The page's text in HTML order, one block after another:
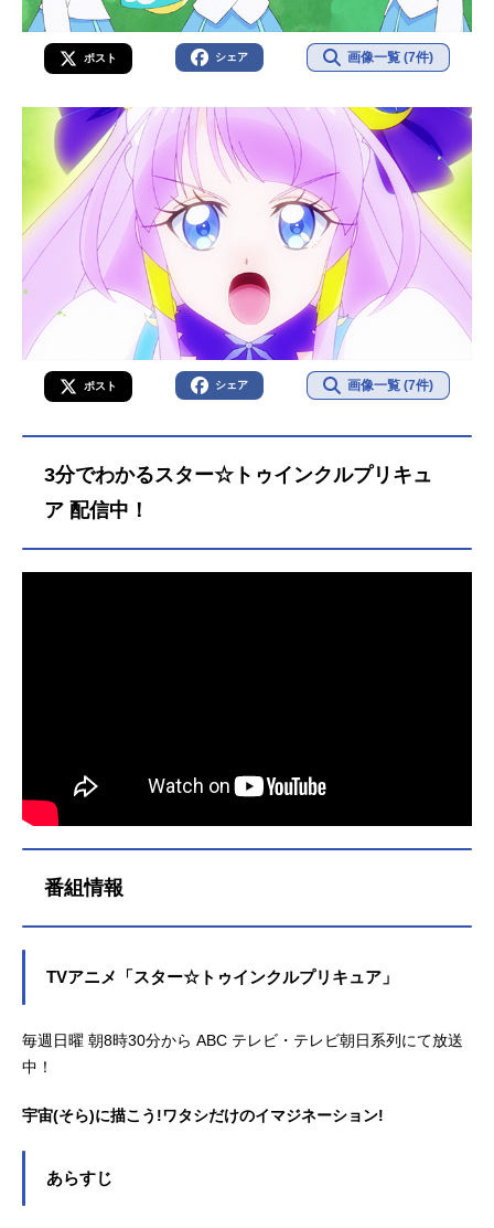
ポスト シェア 画像一覧 (7件)
ポスト シェア 画像一覧 (7件)
3分でわかるスター☆トゥインクルプリキュ
ア 配信中！
番組情報
TVアニメ「スター☆トゥインクルプリキュア」
毎週日曜 朝8時30分から ABC テレビ・テレビ朝日系列にて放送
中！
宇宙(そら)に描こう!ワタシだけのイマジネーション!
あらすじ